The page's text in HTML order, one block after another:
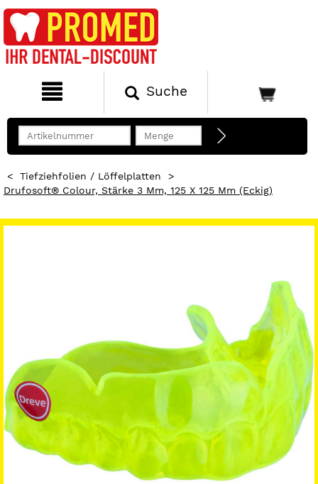
Suche
< Tiefziehfolien / Löffelplatten
>
Drufosoft® Colour, Stärke 3 Mm, 125 X 125 Mm (eckig)